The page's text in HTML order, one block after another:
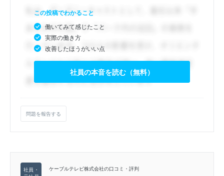
この投稿でわかること
働いてみて感じたこと
実際の働き方
改善したほうがいい点
社員の本音を読む（無料）
問題を報告する
ケーブルテレビ株式会社の口コミ・評判